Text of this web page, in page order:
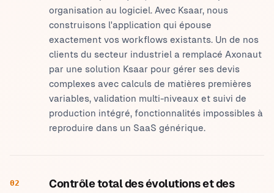
organisation au logiciel. Avec Ksaar, nous
construisons l'application qui épouse
exactement vos workflows existants. Un de nos
clients du secteur industriel a remplacé Axonaut
par une solution Ksaar pour gérer ses devis
complexes avec calculs de matières premières
variables, validation multi-niveaux et suivi de
production intégré, fonctionnalités impossibles à
reproduire dans un SaaS générique.
02
Contrôle total des évolutions et des